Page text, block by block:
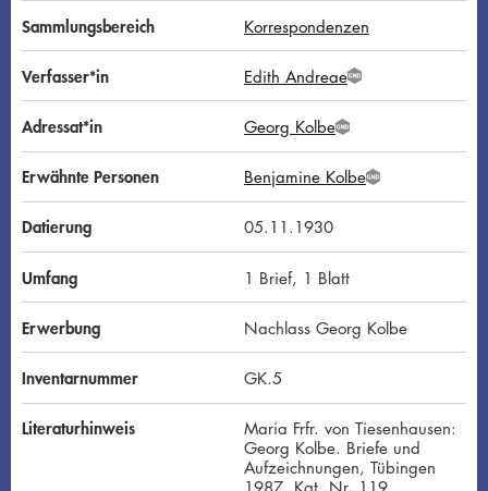
Sammlungsbereich Korrespondenzen
Verfasser*in Edith AndreaeG
N
D
Adressat*in Georg KolbeG
N
D
Erwähnte Personen Benjamine KolbeG
N
Datierung 05.11.1930
Umfang 1 Brief, 1 Blatt
Erwerbung Nachlass Georg Kolbe
Inventarnummer GK.5
Literaturhinweis
Maria Frfr. von Tiesenhausen:
Georg Kolbe. Briefe und
Aufzeichnungen, Tübingen